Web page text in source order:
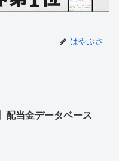
はやぶさ
配当金データベース